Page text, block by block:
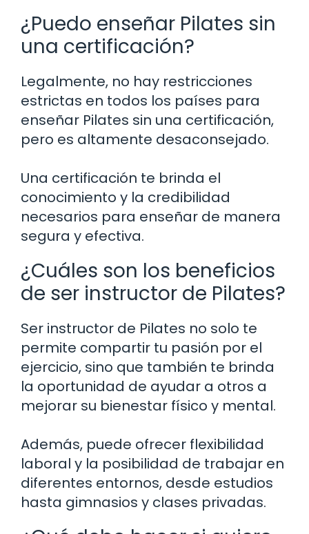
¿Puedo enseñar Pilates sin
una certificación?
Legalmente, no hay restricciones
estrictas en todos los países para
enseñar Pilates sin una certificación,
pero es altamente desaconsejado.
Una certificación te brinda el
conocimiento y la credibilidad
necesarios para enseñar de manera
segura y efectiva.
¿Cuáles son los beneficios
de ser instructor de Pilates?
Ser instructor de Pilates no solo te
permite compartir tu pasión por el
ejercicio, sino que también te brinda
la oportunidad de ayudar a otros a
mejorar su bienestar físico y mental.
Además, puede ofrecer flexibilidad
laboral y la posibilidad de trabajar en
diferentes entornos, desde estudios
hasta gimnasios y clases privadas.